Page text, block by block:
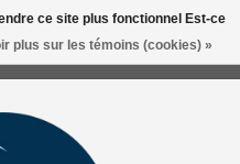
0 Articles - 0,00$CA
ce site plus fonctionnel Est-ce
plus sur les témoins (cookies) »